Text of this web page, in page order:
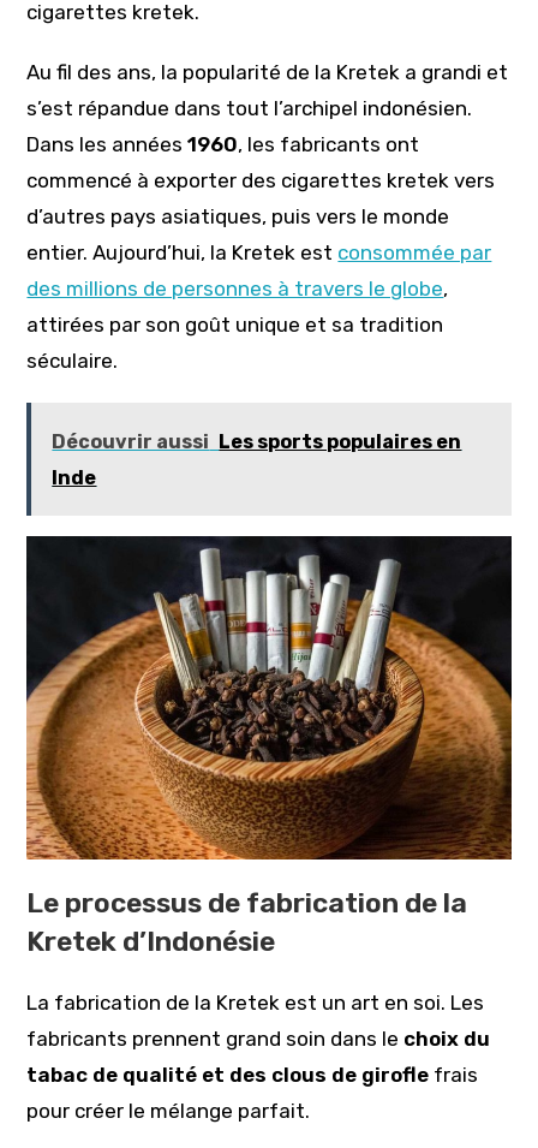
cigarettes kretek.
Au fil des ans, la popularité de la Kretek a grandi et
s’est répandue dans tout l’archipel indonésien.
Dans les années1960, les fabricants ont
commencé à exporter des cigarettes kretek vers
d’autres pays asiatiques, puis vers le monde
entier. Aujourd’hui, la Kretek est consommée par
des millions de personnes à travers le globe,
attirées par son goût unique et sa tradition
séculaire.
Découvrir aussi Les sports populaires en
Inde
Le processus de fabrication de la
Kretek d’Indonésie
La fabrication de la Kretek est un art en soi. Les
fabricants prennent grand soin dans le choix du
tabac de qualité et des clous de girofle frais
pour créer le mélange parfait.